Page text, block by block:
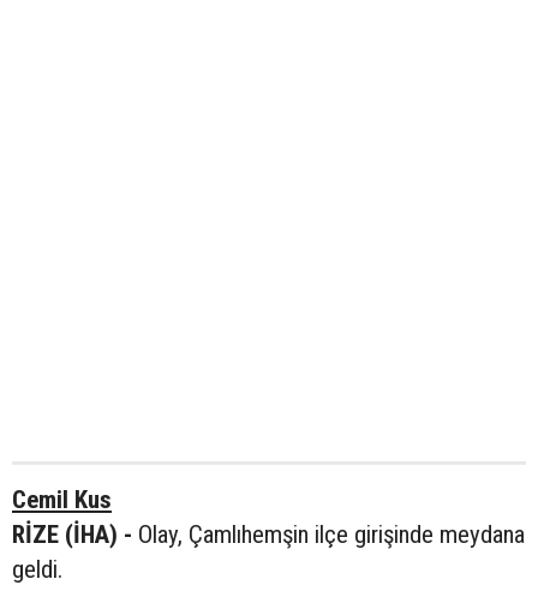
Cemil Kus
RİZE (İHA) - Olay, Çamlıhemşin ilçe girişinde meydana
geldi.